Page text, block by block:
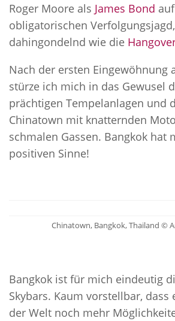
Roger Moore als James Bond
obligatorischen
dahingondelnd wie die
Nach der ersten Eingewöhnung
stürze ich mich in das Gewusel
prächtigen Tempelanlagen und
Chinatown mit knatternden
schmalen Gassen. Bangkok hat
positiven Sinne!
Chinatown, Bangkok, Thailand ©
Bangkok ist für mich eindeutig
Skybars. Kaum vorstellbar, dass
der Welt noch mehr